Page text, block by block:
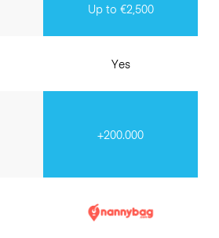
Up to €2,500
Yes
+200.000